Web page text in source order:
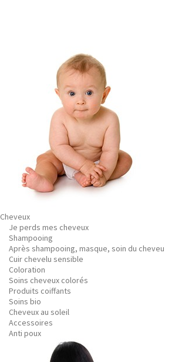
Cheveux
Je perds mes cheveux
Shampooing
Après shampooing, masque, soin du cheveu
Cuir chevelu sensible
Coloration
Soins cheveux colorés
Produits coiffants
Soins bio
Cheveux au soleil
Accessoires
Anti poux